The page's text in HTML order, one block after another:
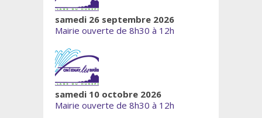
samedi 26 septembre 2026
Mairie ouverte de 8h30 à 12h
samedi 10 octobre 2026
Mairie ouverte de 8h30 à 12h